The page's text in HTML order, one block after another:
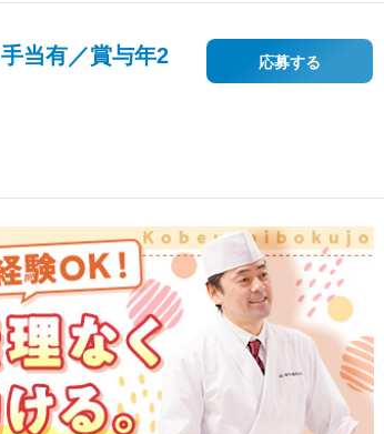
当有／賞与年2
応募する